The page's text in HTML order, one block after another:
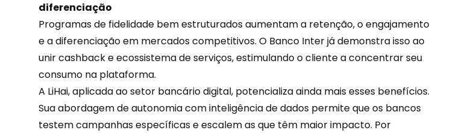
diferenciação
Programas de fidelidade bem estruturados aumentam a retenção, o engajamento
e a diferenciação em mercados competitivos. O Banco Inter já demonstra isso ao
unir cashback e ecossistema de serviços, estimulando o cliente a concentrar seu
consumo na plataforma.
A LiHai, aplicada ao setor bancário digital, potencializa ainda mais esses benefícios.
Sua abordagem de autonomia com inteligência de dados permite que os bancos
testem campanhas específicas e escalem as que têm maior impacto. Por